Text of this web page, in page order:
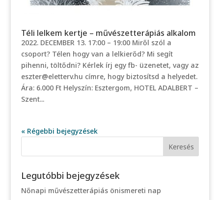
Téli lelkem kertje – művészetterápiás alkalom
2022. DECEMBER 13. 17:00 – 19:00 Miről szól a
csoport? Télen hogy van a lelkierőd? Mi segít
pihenni, töltődni? Kérlek írj egy fb- üzenetet, vagy az
eszter@eletterv.hu címre, hogy biztosítsd a helyedet.
Ára: 6.000 Ft Helyszín: Esztergom, HOTEL ADALBERT –
Szent...
« Régebbi bejegyzések
Legutóbbi bejegyzések
Nőnapi művészetterápiás önismereti nap